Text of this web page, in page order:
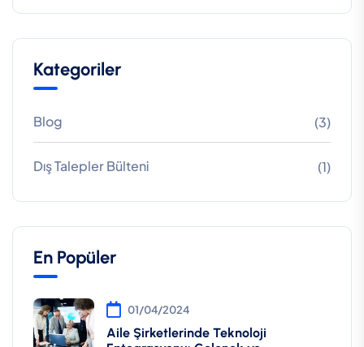
Kategoriler
Blog (3)
Dış Talepler Bülteni (1)
En Popüler
01/04/2024
Aile Şirketlerinde Teknoloji